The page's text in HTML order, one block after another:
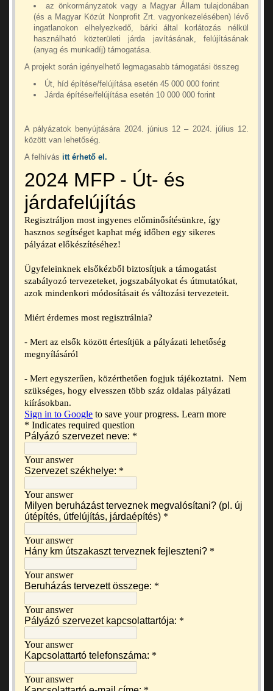
az önkormányzatok vagy a Magyar Állam tulajdonában
(és a Magyar Közút Nonprofit Zrt. vagyonkezelésében) lévő
ingatlanokon elhelyezkedő, bárki által korlátozás nélkül
használható közterületi járda javításának, felújításának
(anyag és munkadíj) támogatása.
A projekt során igényelhető legmagasabb támogatási összeg
Út, híd építése/felújítása esetén 45 000 000 forint
Járda építése/felújítása esetén 10 000 000 forint
A pályázatok benyújtására 2024. június 12 – 2024. július 12.
között van lehetőség.
A felhívás itt érhető el.